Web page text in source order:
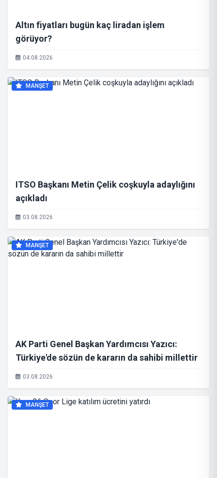
Altın fiyatları bugün kaç liradan işlem
görüyor?
04.08.2026
MANŞET
ITSO Başkanı Metin Çelik coşkuyla adaylığını
açıkladı
03.08.2026
MANŞET
AK Parti Genel Başkan Yardımcısı Yazıcı:
Türkiye'de sözün de kararın da sahibi millettir
03.08.2026
MANŞET